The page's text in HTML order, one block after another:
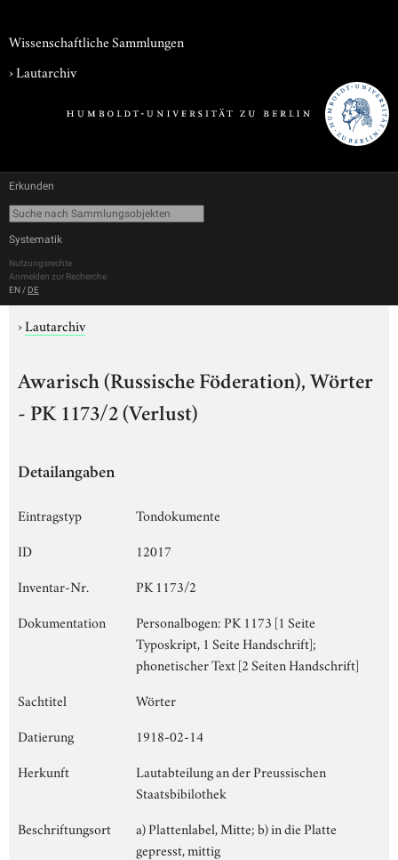
Wissenschaftliche Sammlungen
›Lautarchiv
Erkunden
Systematik
Nutzungsrechte
Anmelden zur Recherche
EN / DE
›Lautarchiv
Awarisch (Russische Föderation), Wörter
- PK 1173/2 (Verlust)
Detailangaben
Eintragstyp
Tondokumente
ID
12017
Inventar-Nr.
PK 1173/2
Dokumentation
Personalbogen: PK 1173 [1 Seite
Typoskript, 1 Seite Handschrift];
phonetischer Text [2 Seiten Handschrift]
Sachtitel
Wörter
Datierung
1918-02-14
Herkunft
Lautabteilung an der Preussischen
Staatsbibilothek
Beschriftungsort
a) Plattenlabel, Mitte; b) in die Platte
gepresst, mittig